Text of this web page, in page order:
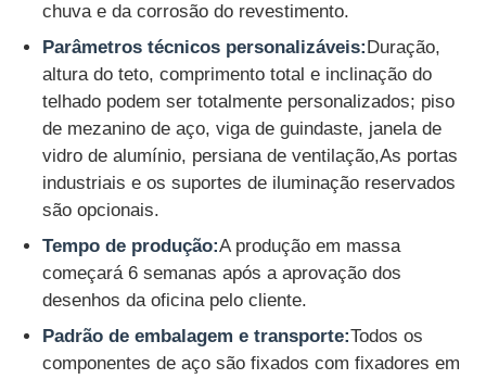
chuva e da corrosão do revestimento.
Parâmetros técnicos personalizáveis: Duração,
altura do teto, comprimento total e inclinação do
telhado podem ser totalmente personalizados; piso
de mezanino de aço, viga de guindaste, janela de
vidro de alumínio, persiana de ventilação,As portas
industriais e os suportes de iluminação reservados
são opcionais.
Tempo de produção:A produção em massa
começará 6 semanas após a aprovação dos
desenhos da oficina pelo cliente.
Padrão de embalagem e transporte:Todos os
componentes de aço são fixados com fixadores em